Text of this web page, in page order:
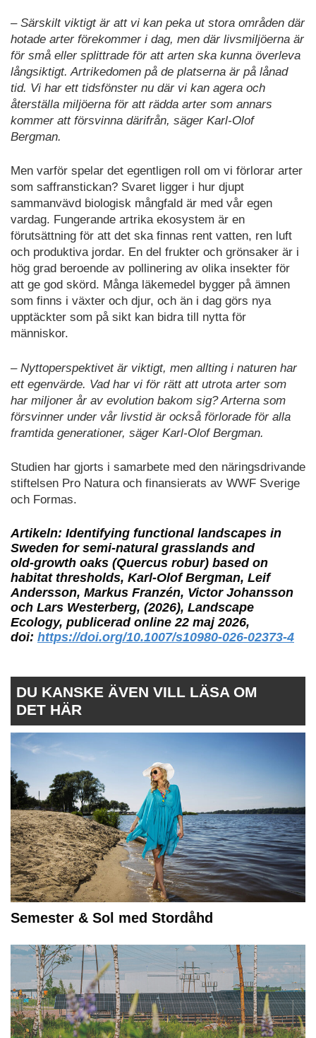
– Särskilt viktigt är att vi kan peka ut stora områden där
hotade arter förekommer i dag, men där livsmiljöerna är
för små eller splittrade för att arten ska kunna överleva
långsiktigt. Artrikedomen på de platserna är på lånad
tid. Vi har ett tidsfönster nu där vi kan agera och
återställa miljöerna för att rädda arter som annars
kommer att försvinna därifrån, säger Karl-Olof
Bergman.
Men varför spelar det egentligen roll om vi förlorar arter
som saffranstickan? Svaret ligger i hur djupt
sammanvävd biologisk mångfald är med vår egen
vardag. Fungerande artrika ekosystem är en
förutsättning för att det ska finnas rent vatten, ren luft
och produktiva jordar. En del frukter och grönsaker är i
hög grad beroende av pollinering av olika insekter för
att ge god skörd. Många läkemedel bygger på ämnen
som finns i växter och djur, och än i dag görs nya
upptäckter som på sikt kan bidra till nytta för
människor.
– Nyttoperspektivet är viktigt, men allting i naturen har
ett egenvärde. Vad har vi för rätt att utrota arter som
har miljoner år av evolution bakom sig? Arterna som
försvinner under vår livstid är också förlorade för alla
framtida generationer, säger Karl-Olof Bergman.
Studien har gjorts i samarbete med den näringsdrivande
stiftelsen Pro Natura och finansierats av WWF Sverige
och Formas.
Artikeln: Identifying functional landscapes in
Sweden for semi‑natural grasslands and
old‑growth oaks (Quercus robur) based on
habitat thresholds, Karl‑Olof Bergman, Leif
Andersson, Markus Franzén, Victor Johansson
och Lars Westerberg, (2026), Landscape
Ecology, publicerad online 22 maj 2026,
doi: https://doi.org/10.1007/s10980-026-02373-4
DU KANSKE ÄVEN VILL LÄSA OM
DET HÄR
Semester & Sol med Stordåhd